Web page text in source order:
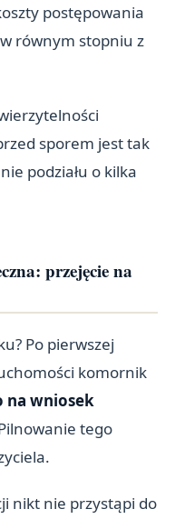
postępowania
równym stopniu z
sporem jest tak
podziału o kilka
przejęcie na
Po pierwszej
komornik
na wniosek
tego
nikt nie przystąpi do